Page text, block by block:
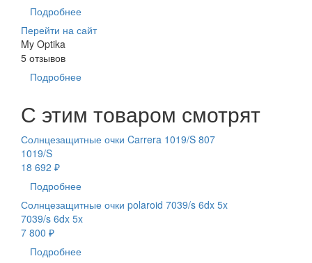
Подробнее
Перейти на сайт
My Optika
5 отзывов
Подробнее
С этим товаром смотрят
Солнцезащитные очки Carrera 1019/S 807
1019/S
18 692 ₽
Подробнее
Солнцезащитные очки polaroid 7039/s 6dx 5x
7039/s 6dx 5x
7 800 ₽
Подробнее